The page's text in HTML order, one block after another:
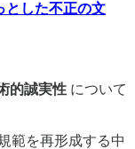
とした不正の文
的誠実性 について
範を再形成する中